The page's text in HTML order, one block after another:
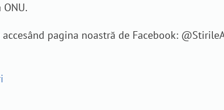
pagina noastră de Facebook: